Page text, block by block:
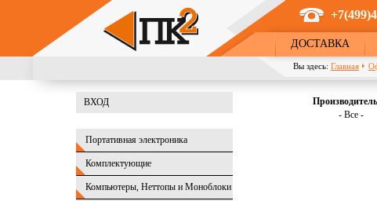
Перейти к основному содержанию
ДОСТАВКА
Вы здесь: Главная
ВХОД
Портативная электроника
Комплектующие
Компьютеры, Неттопы и Моноблоки
Производитель
- Все -